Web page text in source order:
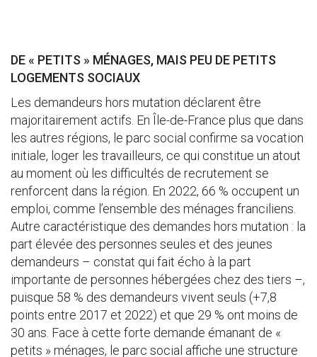
DE « PETITS » MÉNAGES, MAIS PEU DE PETITS
LOGEMENTS SOCIAUX
Les demandeurs hors mutation déclarent être
majoritairement actifs. En Île-de-France plus que dans
les autres régions, le parc social confirme sa vocation
initiale, loger les travailleurs, ce qui constitue un atout
au moment où les difficultés de recrutement se
renforcent dans la région. En 2022, 66 % occupent un
emploi, comme l’ensemble des ménages franciliens.
Autre caractéristique des demandes hors mutation : la
part élevée des personnes seules et des jeunes
demandeurs – constat qui fait écho à la part
importante de personnes hébergées chez des tiers –,
puisque 58 % des demandeurs vivent seuls (+7,8
points entre 2017 et 2022) et que 29 % ont moins de
30 ans. Face à cette forte demande émanant de «
petits » ménages, le parc social affiche une structure